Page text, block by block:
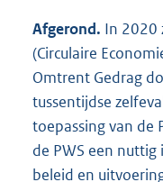
Afgerond. In 2020
(Circulaire
Omtrent Gedrag
tussentijdse
toepassing van de
de PWS een
beleid en